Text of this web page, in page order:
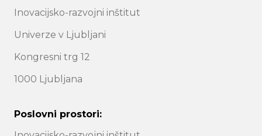
Inovacijsko-razvojni inštitut
Univerze v Ljubljani
Kongresni trg 12
1000 Ljubljana
Poslovni prostori: